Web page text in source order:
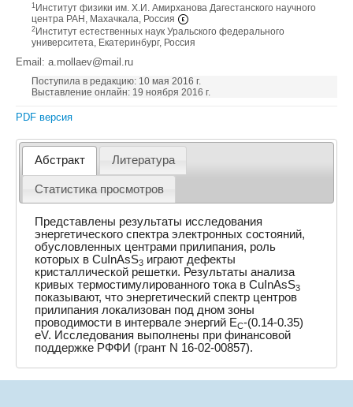
1 Институт физики им. Х.И. Амирханова Дагестанского научного
центра РАН, Махачкала, Россия
2 Институт естественных наук Уральского федерального
университета, Екатеринбург, Россия
Email: a.mollaev@mail.ru
Поступила в редакцию: 10 мая 2016 г.
Выставление онлайн: 19 ноября 2016 г.
PDF версия
Абстракт Литература
Статистика просмотров
Представлены результаты исследования
энергетического спектра электронных состояний,
обусловленных центрами прилипания, роль
которых в CuInAsS3 играют дефекты
кристаллической решетки. Результаты анализа
кривых термостимулированного тока в CuInAsS3
показывают, что энергетический спектр центров
прилипания локализован под дном зоны
проводимости в интервале энергий EC-(0.14-0.35)
eV. Исследования выполнены при финансовой
поддержке РФФИ (грант N 16-02-00857).